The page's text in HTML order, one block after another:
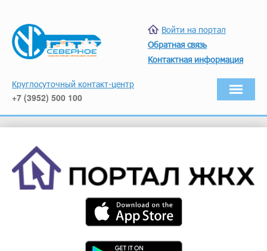
Войти на портал
Обратная связь
Контактная информация
Круглосуточный контакт-центр
+7 (3952) 500 100